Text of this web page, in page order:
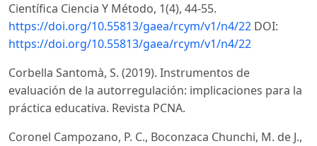
Científica Ciencia Y Método, 1(4), 44-55.
https://doi.org/10.55813/gaea/rcym/v1/n4/22 DOI:
https://doi.org/10.55813/gaea/rcym/v1/n4/22
Corbella Santomà, S. (2019). Instrumentos de
evaluación de la autorregulación: implicaciones para la
práctica educativa. Revista PCNA.
Coronel Campozano, P. C., Boconzaca Chunchi, M. de J.,